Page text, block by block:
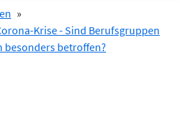
»
Krise - Sind Berufsgruppen
besonders betroffen?